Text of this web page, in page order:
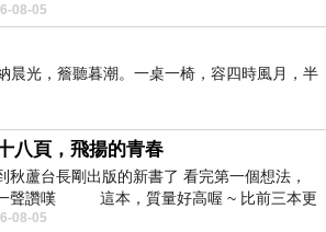
仇者聯盟：終局之戰》記錄，成為
08-05
晨光，簷聽暮潮。一桌一椅，容四時風月，半
八頁，飛揚的青春
秋蘆台長剛出版的新書了 看完第一個想法，
聲讚嘆 這本，質量好高喔 ~ 比前三本更
08-05